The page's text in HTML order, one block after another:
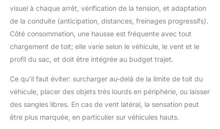
visuel à chaque arrêt, vérification de la tension, et adaptation
de la conduite (anticipation, distances, freinages progressifs).
Côté consommation, une hausse est fréquente avec tout
chargement de toit; elle varie selon le véhicule, le vent et le
profil du sac, et doit être intégrée au budget trajet.
Ce qu’il faut éviter: surcharger au-delà de la limite de toit du
véhicule, placer des objets très lourds en périphérie, ou laisser
des sangles libres. En cas de vent latéral, la sensation peut
être plus marquée, en particulier sur véhicules hauts.